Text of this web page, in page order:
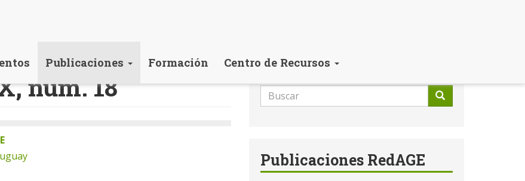
Publicaciones Formación Centro de Recursos
núm. 18
Formulario
de
Publicaciones RedAGE